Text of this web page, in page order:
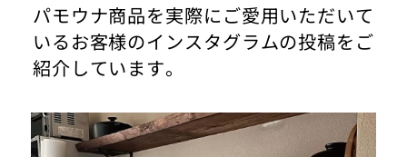
パモウナ商品を実際にご愛用いただいて
いるお客様のインスタグラムの投稿をご
紹介しています。